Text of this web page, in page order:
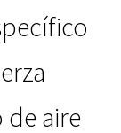
aire